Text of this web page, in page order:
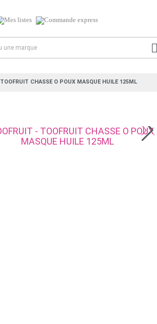
TOOFRUIT CHASSE O POUX MASQUE HUILE 125ML